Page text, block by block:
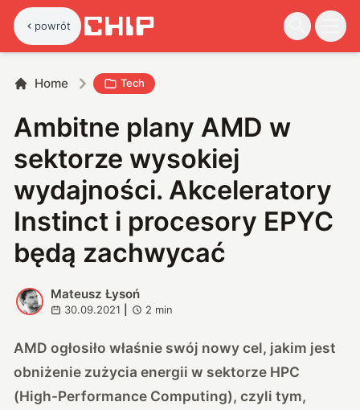
powrót
Home Tech
Ambitne plany AMD w
sektorze wysokiej
wydajności. Akceleratory
Instinct i procesory EPYC
będą zachwycać
M
Mateusz Łysoń
30.09.2021 2 min
AMD ogłosiło właśnie swój nowy cel, jakim jest
obniżenie zużycia energii w sektorze HPC
(High-Performance Computing), czyli tym,